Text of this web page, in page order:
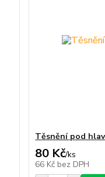
Těsnění pod
80 Kč/ks
66 Kč bez DPH